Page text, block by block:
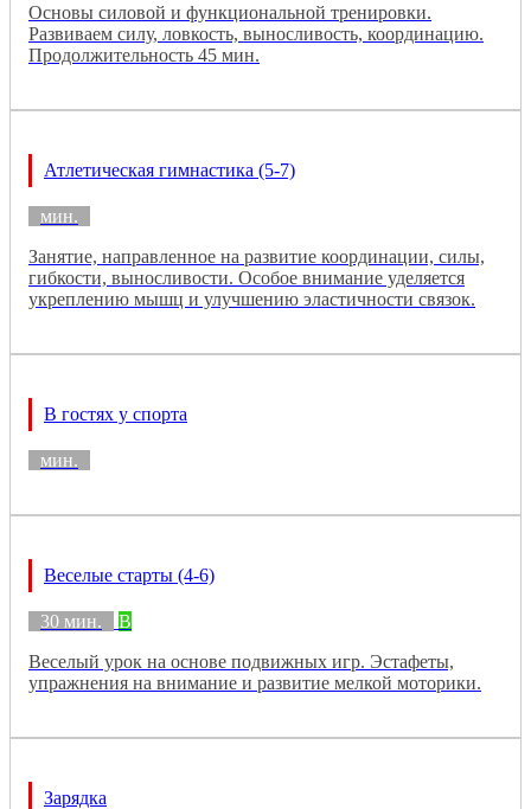
Основы силовой и функциональной тренировки.
Развиваем силу, ловкость, выносливость, координацию.
Продолжительность 45 мин.
Атлетическая гимнастика (5-7)
мин.
Занятие, направленное на развитие координации, силы,
гибкости, выносливости. Особое внимание уделяется
укреплению мышц и улучшению эластичности связок.
В гостях у спорта
мин.
Веселые старты (4-6)
30 мин.
B
Веселый урок на основе подвижных игр. Эстафеты,
упражнения на внимание и развитие мелкой моторики.
Зарядка